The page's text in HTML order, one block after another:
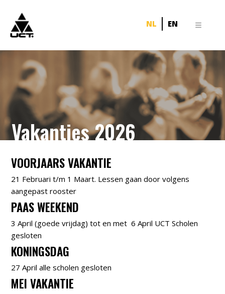
NL EN
Vakanties 2026
VOORJAARS VAKANTIE
21 Februari t/m 1 Maart. Lessen gaan door volgens
aangepast rooster
PAAS WEEKEND
3 April (goede vrijdag) tot en met 6 April UCT Scholen
gesloten
KONINGSDAG
27 April alle scholen gesloten
MEI VAKANTIE